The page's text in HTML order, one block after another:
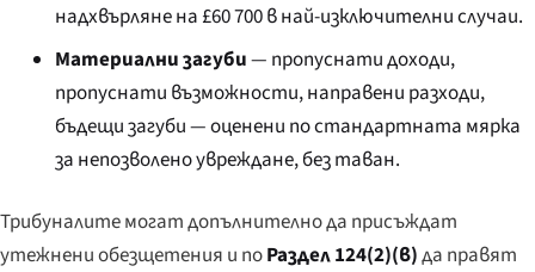
надхвърляне на £60 700 в най-изключителни случаи.
Материални загуби— пропуснати доходи,
пропуснати възможности, направени разходи,
бъдещи загуби — оценени по стандартната мярка
за непозволено увреждане, без таван.
Трибуналите могат допълнително да присъждат
утежнени обезщетения и поРаздел 124(2)(в)да правят